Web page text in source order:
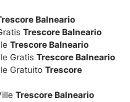
Balneario
Trescore Balneario
Trescore Balneario
Gratis Trescore Balneario
Gratuito Trescore
Trescore Balneario